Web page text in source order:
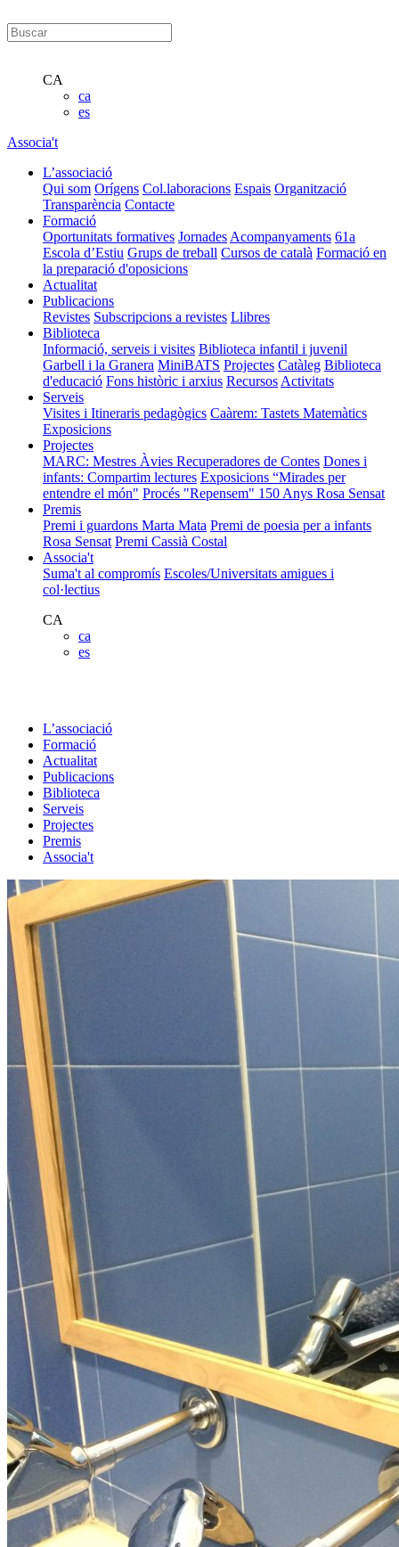
CA
ca
es
Associa't
L’associació
Qui som Orígens Col.laboracions Espais Organització
Transparència Contacte
Formació
Oportunitats formatives Jornades Acompanyaments 61a
Escola d’Estiu Grups de treball Cursos de català Formació en
la preparació d'oposicions
Actualitat
Publicacions
Revistes Subscripcions a revistes Llibres
Biblioteca
Informació, serveis i visites Biblioteca infantil i juvenil
Garbell i la Granera MiniBATS Projectes Catàleg Biblioteca
d'educació Fons històric i arxius Recursos Activitats
Serveis
Visites i Itineraris pedagògics Caàrem: Tastets Matemàtics
Exposicions
Projectes
MARC: Mestres Àvies Recuperadores de Contes Dones i
infants: Compartim lectures Exposicions “Mirades per
entendre el món" Procés "Repensem" 150 Anys Rosa Sensat
Premis
Premi i guardons Marta Mata Premi de poesia per a infants
Rosa Sensat Premi Cassià Costal
Associa't
Suma't al compromís Escoles/Universitats amigues i
col·lectius
CA
ca
es
L’associació
Formació
Actualitat
Publicacions
Biblioteca
Serveis
Projectes
Premis
Associa't